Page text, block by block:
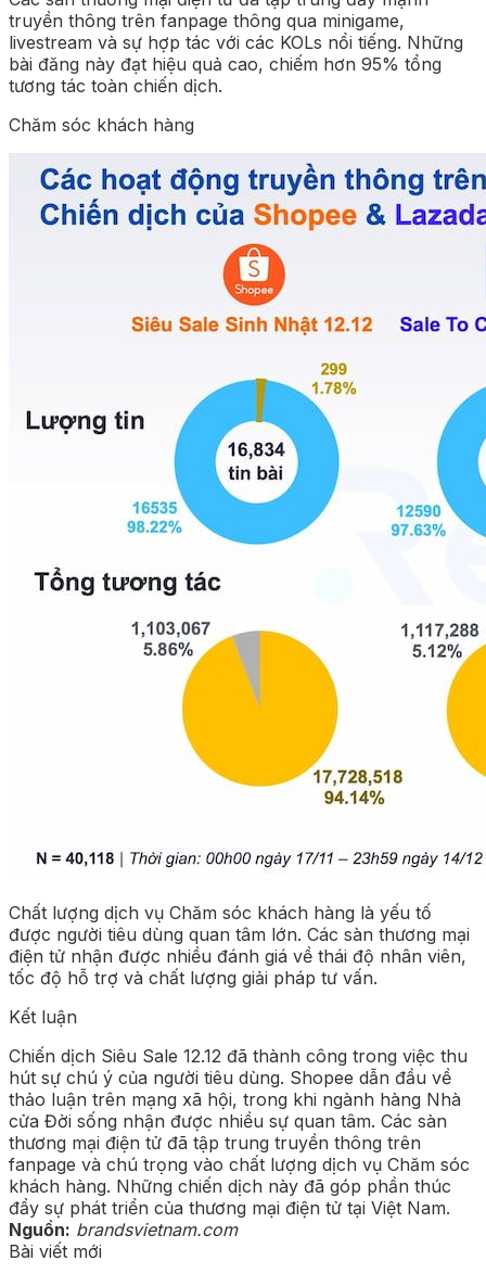
truyền thông trên fanpage thông qua minigame,
livestream và sự hợp tác với các KOLs nổi tiếng. Những
bài đăng này đạt hiệu quả cao, chiếm hơn 95% tổng
tương tác toàn chiến dịch.
Chăm sóc khách hàng
Chất lượng dịch vụ Chăm sóc khách hàng là yếu tố
được người tiêu dùng quan tâm lớn. Các sàn thương mại
điện tử nhận được nhiều đánh giá về thái độ nhân viên,
tốc độ hỗ trợ và chất lượng giải pháp tư vấn.
Kết luận
Chiến dịch Siêu Sale 12.12 đã thành công trong việc thu
hút sự chú ý của người tiêu dùng. Shopee dẫn đầu về
thảo luận trên mạng xã hội, trong khi ngành hàng Nhà
cửa Đời sống nhận được nhiều sự quan tâm. Các sàn
thương mại điện tử đã tập trung truyền thông trên
fanpage và chú trọng vào chất lượng dịch vụ Chăm sóc
khách hàng. Những chiến dịch này đã góp phần thúc
đẩy sự phát triển của thương mại điện tử tại Việt Nam.
Nguồn: brandsvietnam.com
Bài viết mới